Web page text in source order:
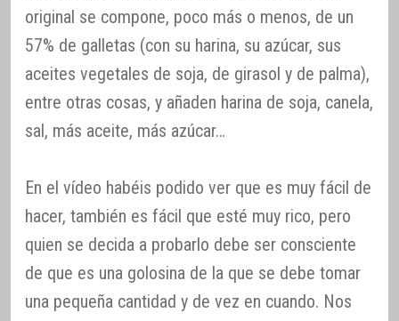
original se compone, poco más o menos, de un
57% de galletas (con su harina, su azúcar, sus
aceites vegetales de soja, de girasol y de palma),
entre otras cosas, y añaden harina de soja, canela,
sal, más aceite, más azúcar…
En el vídeo habéis podido ver que es muy fácil de
hacer, también es fácil que esté muy rico, pero
quien se decida a probarlo debe ser consciente
de que es una golosina de la que se debe tomar
una pequeña cantidad y de vez en cuando. Nos